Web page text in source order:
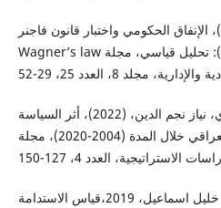
الغالبي، كريم سالم، (2012)، الإنفاق الحكومي واختبار قانون فاجنر
Wagner’s law في العراق للمدة (1975-2010): تحليل قياسي، مجلة
مارف، نزار حمه صديق و نوري، نياز نجم الدين، (2022)، أثر السياسة
النقدية في نمو الاقتصاد العراقي خلال المدة (2004-2020)، مجلة
محمد، شيماء فاضل وعزيز، خليل اسماعيل، 2019،قياس الاستدامة